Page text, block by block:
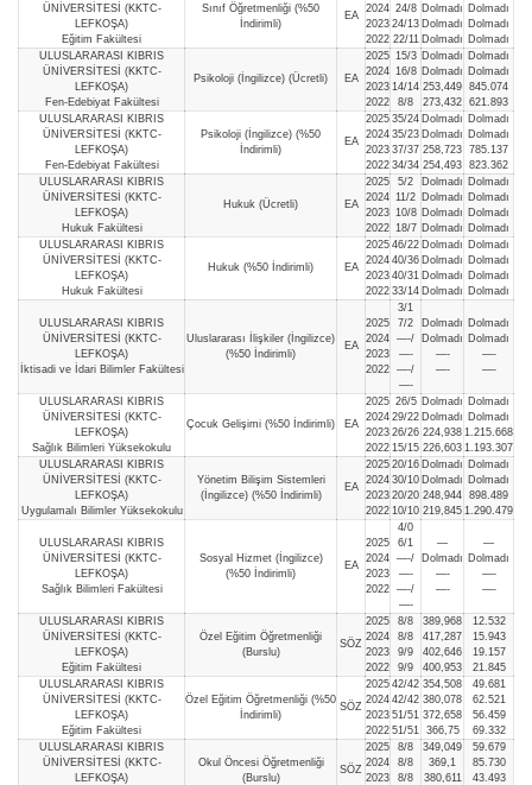
ÜNİVERSİTESİ (KKTC-
LEFKOŞA)
Eğitim Fakültesi
Sınıf Öğretmenliği (%50
İndirimli)
EA
2024
2023
2022
24/8
24/13
22/11
Dolmadı
Dolmadı
Dolmadı
Dolmadı
Dolmadı
Dolmadı
ULUSLARARASI KIBRIS
ÜNİVERSİTESİ (KKTC-
LEFKOŞA)
Fen-Edebiyat Fakültesi
Psikoloji (İngilizce) (Ücretli) EA
2025
2024
2023
2022
15/3
16/8
14/14
8/8
Dolmadı
Dolmadı
253,449
273,432
Dolmadı
Dolmadı
845.074
621.893
ULUSLARARASI KIBRIS
ÜNİVERSİTESİ (KKTC-
LEFKOŞA)
Fen-Edebiyat Fakültesi
Psikoloji (İngilizce) (%50
İndirimli)
EA
2025
2024
2023
2022
35/24
35/23
37/37
34/34
Dolmadı
Dolmadı
258,723
254,493
Dolmadı
Dolmadı
785.137
823.362
ULUSLARARASI KIBRIS
ÜNİVERSİTESİ (KKTC-
LEFKOŞA)
Hukuk Fakültesi
Hukuk (Ücretli) EA
2025
2024
2023
2022
5/2
11/2
10/8
18/7
Dolmadı
Dolmadı
Dolmadı
Dolmadı
Dolmadı
Dolmadı
Dolmadı
Dolmadı
ULUSLARARASI KIBRIS
ÜNİVERSİTESİ (KKTC-
LEFKOŞA)
Hukuk Fakültesi
Hukuk (%50 İndirimli) EA
2025
2024
2023
2022
46/22
40/36
40/31
33/14
Dolmadı
Dolmadı
Dolmadı
Dolmadı
Dolmadı
Dolmadı
Dolmadı
Dolmadı
ULUSLARARASI KIBRIS
ÜNİVERSİTESİ (KKTC-
LEFKOŞA)
İktisadi ve İdari Bilimler Fakültesi
Uluslararası İlişkiler (İngilizce)
(%50 İndirimli)
EA
2025
2024
2023
2022
3/1
7/2
—-/
—-
—-/
—-
Dolmadı
Dolmadı
—-
—-
Dolmadı
Dolmadı
—-
—-
ULUSLARARASI KIBRIS
ÜNİVERSİTESİ (KKTC-
LEFKOŞA)
Sağlık Bilimleri Yüksekokulu
Çocuk Gelişimi (%50 İndirimli) EA
2025
2024
2023
2022
26/5
29/22
26/26
15/15
Dolmadı
Dolmadı
224,938
226,603
Dolmadı
Dolmadı
1.215.668
1.193.307
ULUSLARARASI KIBRIS
ÜNİVERSİTESİ (KKTC-
LEFKOŞA)
Uygulamalı Bilimler Yüksekokulu
Yönetim Bilişim Sistemleri
(İngilizce) (%50 İndirimli)
EA
2025
2024
2023
2022
20/16
30/10
20/20
10/10
Dolmadı
Dolmadı
248,944
219,845
Dolmadı
Dolmadı
898.489
1.290.479
ULUSLARARASI KIBRIS
ÜNİVERSİTESİ (KKTC-
LEFKOŞA)
Sağlık Bilimleri Fakültesi
Sosyal Hizmet (İngilizce)
(%50 İndirimli)
EA
2025
2024
2023
2022
4/0
6/1
—-/
—-
—-/
—-
—
Dolmadı
—-
—-
—
Dolmadı
—-
—-
ULUSLARARASI KIBRIS
ÜNİVERSİTESİ (KKTC-
LEFKOŞA)
Eğitim Fakültesi
Özel Eğitim Öğretmenliği
(Burslu)
SÖZ
2025
2024
2023
2022
8/8
8/8
9/9
9/9
389,968
417,287
402,646
400,953
12.532
15.943
19.157
21.845
ULUSLARARASI KIBRIS
ÜNİVERSİTESİ (KKTC-
LEFKOŞA)
Eğitim Fakültesi
Özel Eğitim Öğretmenliği (%50
İndirimli)
SÖZ
2025
2024
2023
2022
42/42
42/42
51/51
51/51
354,508
380,078
372,658
366,75
49.681
62.521
56.459
69.332
ULUSLARARASI KIBRIS
ÜNİVERSİTESİ (KKTC-
LEFKOŞA)
Okul Öncesi Öğretmenliği
(Burslu)
SÖZ
2025
2024
2023
8/8
8/8
8/8
349,049
369,1
380,611
59.679
85.730
43.493